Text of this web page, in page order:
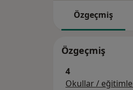
Özgeçmiş
Özgeçmiş
4
Okullar /